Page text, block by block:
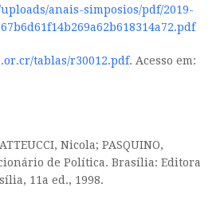
anais-simposios/pdf/2019-
tablas/r30012.pdf. Acesso em:
Nicola; PASQUINO,
de Política. Brasília: Editora
11a ed., 1998.